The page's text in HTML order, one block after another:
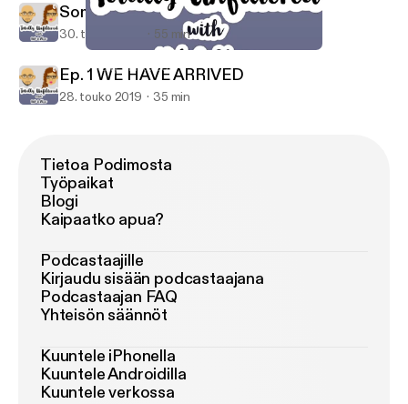
Totally Unfiltered
Somebody got heated...
30. touko 2019 55 min
Ep. 1 WE HAVE ARRIVED
28. touko 2019 35 min
Tietoa Podimosta
Työpaikat
Blogi
Kaipaatko apua?
Podcastaajille
Kirjaudu sisään podcastaajana
Podcastaajan FAQ
Yhteisön säännöt
Kuuntele iPhonella
Kuuntele Androidilla
Kuuntele verkossa